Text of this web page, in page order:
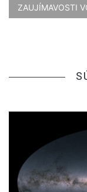
ZAUJÍMAVOSTI